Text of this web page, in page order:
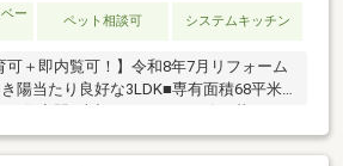
ー
ペット相談可 システムキッチン
可＋即内覧可！】令和8年7月リフォーム
陽当たり良好な3LDK■専有面積68平米
済マンション